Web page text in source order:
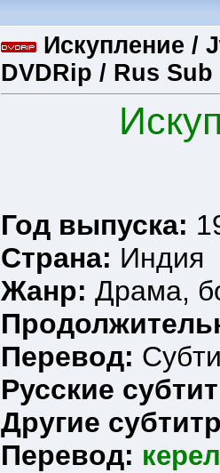
Искупление /
DVDRip / Rus Sub
Год выпуска:
Страна: Индия
Жанр: Драма,
Перевод:
Русские
Другие
Перевод: